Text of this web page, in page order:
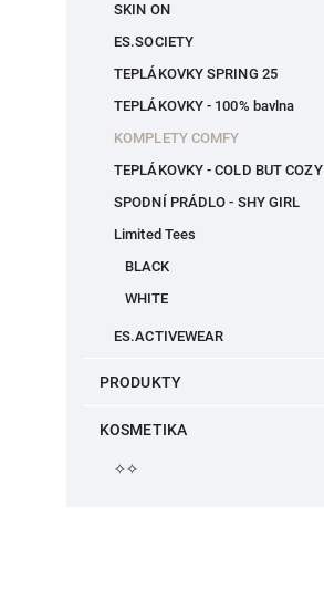
SKIN ON
ES.SOCIETY
TEPLÁKOVKY SPRING 25
TEPLÁKOVKY - 100% bavlna
KOMPLETY COMFY
TEPLÁKOVKY - COLD BUT COZY
SPODNÍ PRÁDLO - SHY GIRL
Limited Tees
BLACK
WHITE
ES.ACTIVEWEAR
PRODUKTY
KOSMETIKA
✧✧